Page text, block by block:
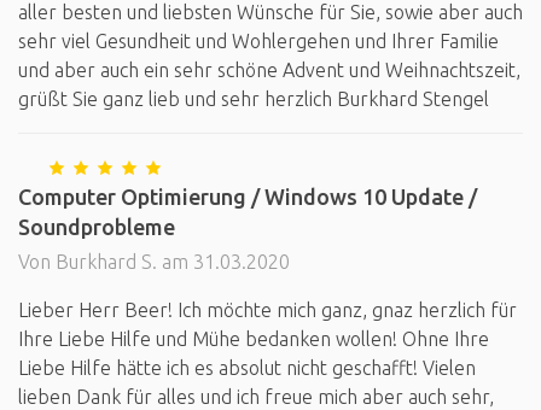
aller besten und liebsten Wünsche für Sie, sowie aber auch
sehr viel Gesundheit und Wohlergehen und Ihrer Familie
und aber auch ein sehr schöne Advent und Weihnachtszeit,
grüßt Sie ganz lieb und sehr herzlich Burkhard Stengel
Computer Optimierung / Windows 10 Update /
Soundprobleme
Von Burkhard S. am 31.03.2020
Lieber Herr Beer! Ich möchte mich ganz, gnaz herzlich für
Ihre Liebe Hilfe und Mühe bedanken wollen! Ohne Ihre
Liebe Hilfe hätte ich es absolut nicht geschafft! Vielen
lieben Dank für alles und ich freue mich aber auch sehr,